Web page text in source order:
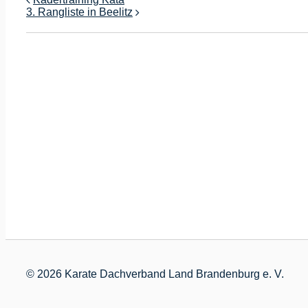
3. Rangliste in Beelitz
© 2026 Karate Dachverband Land Brandenburg e. V.